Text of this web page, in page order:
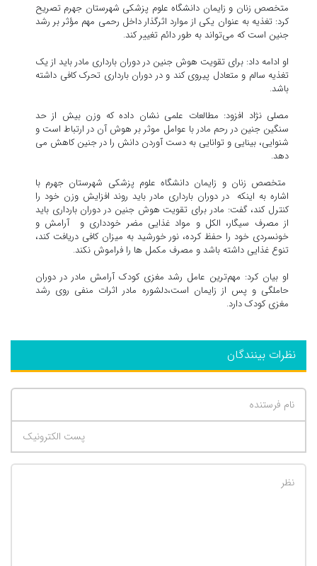
متخصص زنان و زایمان دانشگاه علوم پزشکی شهرستان جهرم تصریح
کرد: تغذیه به عنوان یکی از موارد اثرگذار داخل رحمی مهم مؤثر بر رشد
جنین است که می‌تواند به طور دائم تغییر کند.
او ادامه داد: برای تقویت هوش جنین در دوران بارداری مادر باید از یک
تغذیه سالم و متعادل پیروی کند و در دوران بارداری تحرک کافی داشته
باشد.
مصلی نژاد افزود: مطالعات علمی نشان داده که وزن بیش از حد
سنگین جنین در رحم مادر با عوامل موثر بر هوش آن در ارتباط است و
شنوایی، بینایی و توانایی به دست آوردن دانش را در جنین کاهش می
دهد.
متخصص زنان و زایمان دانشگاه علوم پزشکی شهرستان جهرم با
اشاره به اینکه در دوران بارداری مادر باید روند افزایش وزن خود را
کنترل کند، گفت: مادر برای تقویت هوش جنین در دوران بارداری باید
از مصرف سیگار، الکل و مواد غذایی مضر خودداری و آرامش و
خونسردی خود را حفظ کرده، نور خورشید به میزان کافی دریافت کند،
تنوع غذایی داشته باشد و مصرف مکمل ها را فراموش نکند.
او بیان کرد:‌ مهم‌ترین عامل رشد مغزی کودک آرامش مادر در دوران
حاملگی و پس از زایمان است،دلشوره مادر اثرات منفی روی رشد
مغزی کودک دارد.
نظرات بینندگان